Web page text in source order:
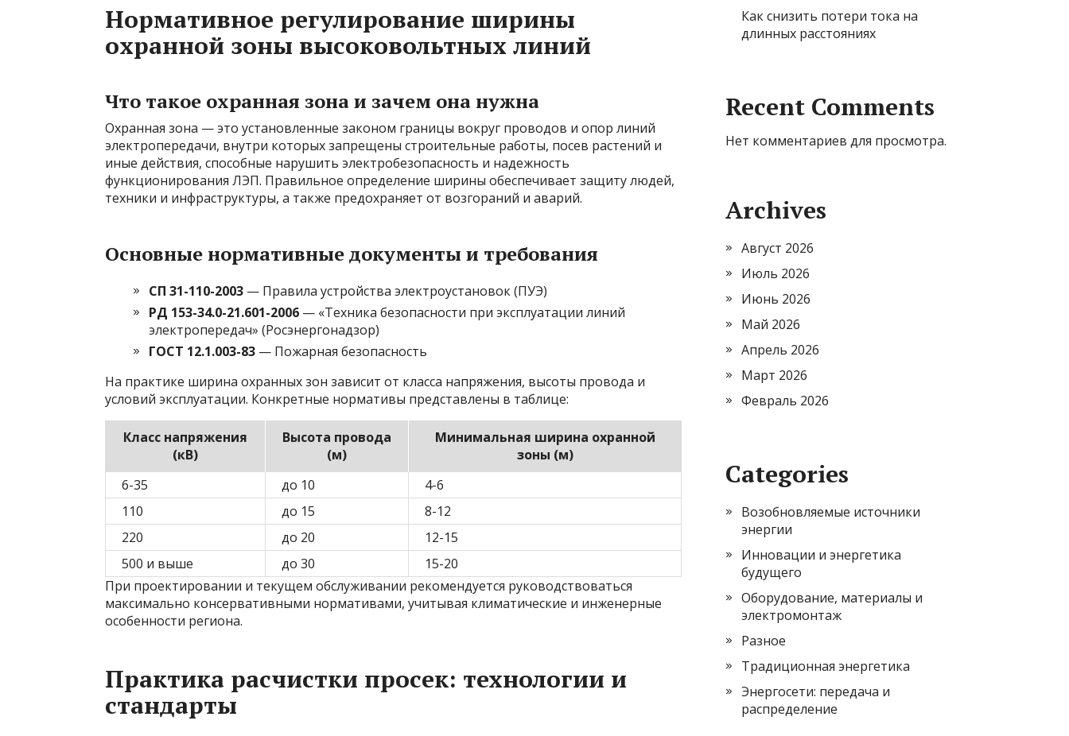
Нормативное регулирование ширины
охранной зоны высоковольтных линий
Что такое охранная зона и зачем она нужна
Охранная зона — это установленные законом границы вокруг проводов и опор линий
электропередачи, внутри которых запрещены строительные работы, посев растений и
иные действия, способные нарушить электробезопасность и надежность
функционирования ЛЭП. Правильное определение ширины обеспечивает защиту людей,
техники и инфраструктуры, а также предохраняет от возгораний и аварий.
Основные нормативные документы и требования
СП 31-110-2003 — Правила устройства электроустановок (ПУЭ)
РД 153-34.0-21.601-2006 — «Техника безопасности при эксплуатации линий
электропередач» (Росэнергонадзор)
ГОСТ 12.1.003-83 — Пожарная безопасность
На практике ширина охранных зон зависит от класса напряжения, высоты провода и
условий эксплуатации. Конкретные нормативы представлены в таблице:
Класс напряжения
(кВ)
Высота провода
(м)
Минимальная ширина охранной
зоны (м)
6-35
до 10
4-6
110
до 15
8-12
220
до 20
12-15
500 и выше
до 30
15-20
При проектировании и текущем обслуживании рекомендуется руководствоваться
максимально консервативными нормативами, учитывая климатические и инженерные
особенности региона.
Практика расчистки просек: технологии и
стандарты
Как снизить потери тока на
длинных расстояниях
Recent Comments
Нет комментариев для просмотра.
Archives
Август 2026
Июль 2026
Июнь 2026
Май 2026
Апрель 2026
Март 2026
Февраль 2026
Categories
Возобновляемые источники
энергии
Инновации и энергетика
будущего
Оборудование, материалы и
электромонтаж
Разное
Традиционная энергетика
Энергосети: передача и
распределение